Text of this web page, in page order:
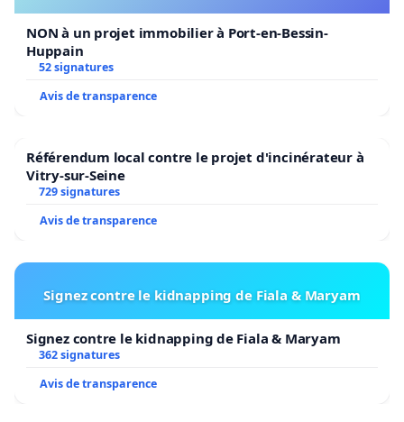
NON à un projet immobilier à Port-en-Bessin-
Huppain
52 signatures
Avis de transparence
Référendum local contre le projet d'incinérateur à
Vitry-sur-Seine
729 signatures
Avis de transparence
Signez contre le kidnapping de Fiala & Maryam
Signez contre le kidnapping de Fiala & Maryam
362 signatures
Avis de transparence